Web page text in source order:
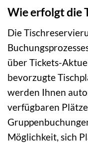
Wie erfolgt die
Die
über Tickets-
bevorzugte
werden Ihnen
verfügbaren
Möglichkeit, sich